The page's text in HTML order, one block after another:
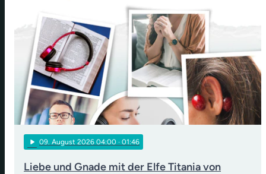
play_arrow 09. August 2026 04:00 · 01:46
Liebe und Gnade mit der Elfe Titania von